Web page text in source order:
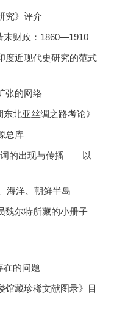
究》评介
末财政：1860—1910
度近现代史研究的范式
张的网络
北亚丝绸之路考论》
总库
词的出现与传播——以
海洋、朝鲜半岛
魏尔特所藏的小册子
在的问题
馆藏珍稀文献图录》目